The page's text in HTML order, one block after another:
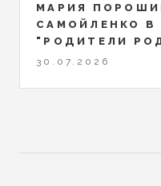
МАРИЯ
САМОЙЛЕНКО В
"РОДИТЕЛИ
30.07.2026